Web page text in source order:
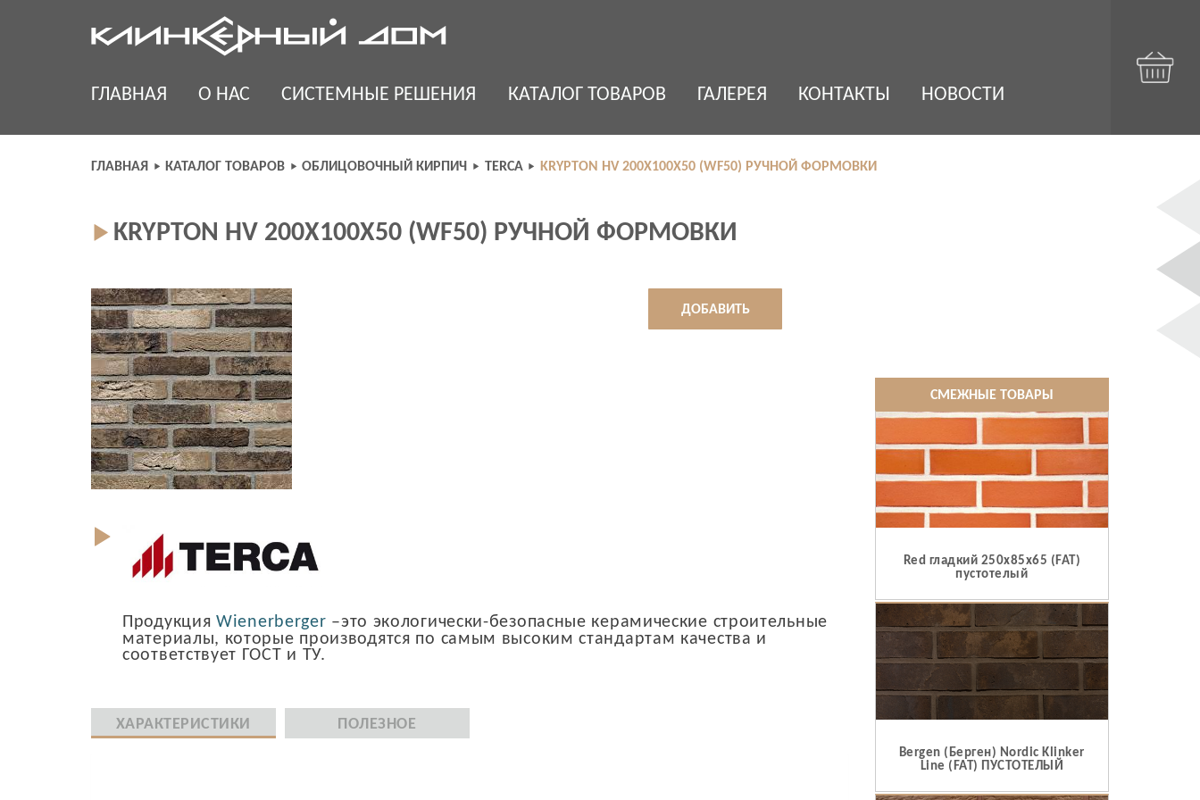
ГЛАВНАЯ О НАС СИСТЕМНЫЕ РЕШЕНИЯ КАТАЛОГ ТОВАРОВ ГАЛЕРЕЯ КОНТАКТЫ НОВОСТИ
ГЛАВНАЯ КАТАЛОГ ТОВАРОВ ОБЛИЦОВОЧНЫЙ КИРПИЧ TERCA KRYPTON HV 200Х100Х50 (WF50) РУЧНОЙ ФОРМОВКИ
KRYPTON HV 200Х100Х50 (WF50) РУЧНОЙ ФОРМОВКИ
ДОБАВИТЬ
Продукция Wienerberger –это экологически-безопасные керамические строительные
материалы, которые производятся по самым высоким стандартам качества и
соответствует ГОСТ и ТУ.
ХАРАКТЕРИСТИКИ ПОЛЕЗНОЕ
СМЕЖНЫЕ ТОВАРЫ
Red гладкий 250x85x65 (FAT)
пустотелый
Bergen (Берген) Nordic Klinker
Line (FAT) ПУСТОТЕЛЫЙ